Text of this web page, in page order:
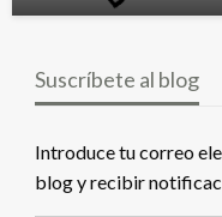
Suscríbete al blog
Introduce tu correo
blog y recibir